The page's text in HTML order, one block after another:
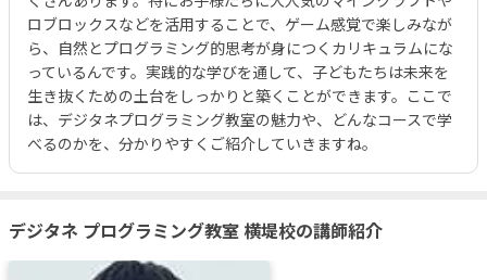
ロブロックスなどを活用することで、ゲーム感覚で楽しみなが
ら、自然とプログラミング的思考が身につくカリキュラムにな
っているんです。実践的な学びを通して、子どもたちは未来を
生き抜くための土台をしっかりと築くことができます。ここで
は、デジタネプログラミング教室の魅力や、どんなコースで学
べるのかを、分かりやすくご紹介していきますね。
デジタネ プログラミング教室 横堤校の講師紹介